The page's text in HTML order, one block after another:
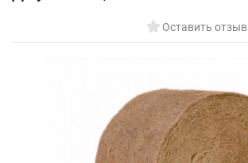
Оставить отзыв